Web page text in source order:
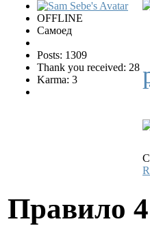
OFFLINE
Самоед
Posts: 1309
Thank you received: 28
Karma: 3
Правило